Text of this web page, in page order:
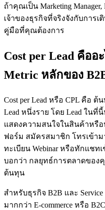
ถ้าคุณเป็น Marketing Manager,
เจ้าของธุรกิจที่จริงจังกับการ
คู่มือที่คุณต้องการ
Cost per Lead คืออ
Metric หลักของ
Cost per Lead หรือ CPL คือ
Lead หนึ่งราย โดย Lead ใน
แสดงความสนใจในสินค้าหรื
ฟอร์ม สมัครสมาชิก โทรเข้าม
ทะเบียน Webinar หรือทักแชท
บอกว่า กลยุทธ์การตลาดขอ
ต้นทุน
สำหรับธุรกิจ B2B และ
มากกว่า E-commerce หรือ